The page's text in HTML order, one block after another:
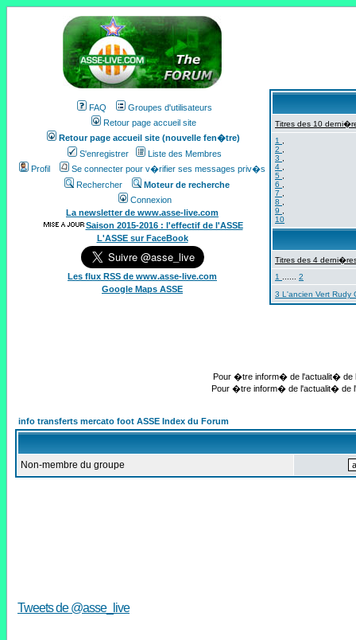
FAQ
Groupes d'utilisateurs
Retour page accueil site
Retour page accueil site (nouvelle fen�tre)
S'enregistrer
Liste des Membres
Profil
Se connecter pour v�rifier ses messages priv�s
Rechercher
Moteur de recherche
Connexion
La newsletter de www.asse-live.com
Saison 2015-2016 : l'effectif de l'ASSE
L'ASSE sur FaceBook
Les flux RSS de www.asse-live.com
Google Maps ASSE
Titres des 10
1
2
3
4
5
6
7
8
9
10
Titres des 4
1
2
3 L'ancien Vert
Pour �tre inform� de l'actualit� de
Pour �tre inform� de l'actualit� de
info transferts mercato foot ASSE Index du Forum
Non-membre du groupe
Tweets de @asse_live